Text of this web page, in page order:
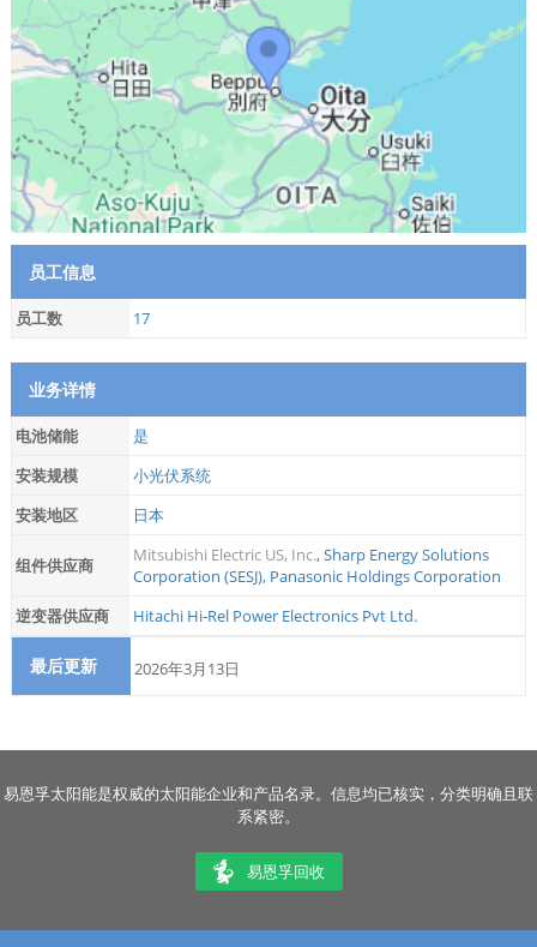
员工信息
员工数 17
业务详情
电池储能
是
安装规模
小光伏系统
安装地区
日本
组件供应商 Mitsubishi Electric US, Inc.,Sharp Energy Solutions
Corporation (SESJ), Panasonic Holdings Corporation
逆变器供应商
Hitachi Hi-Rel Power Electronics Pvt Ltd.
最后更新 2026年3月13日
易恩孚太阳能是权威的太阳能企业和产品名录。信息均已核实，分类明确且联
系紧密。
易恩孚回收